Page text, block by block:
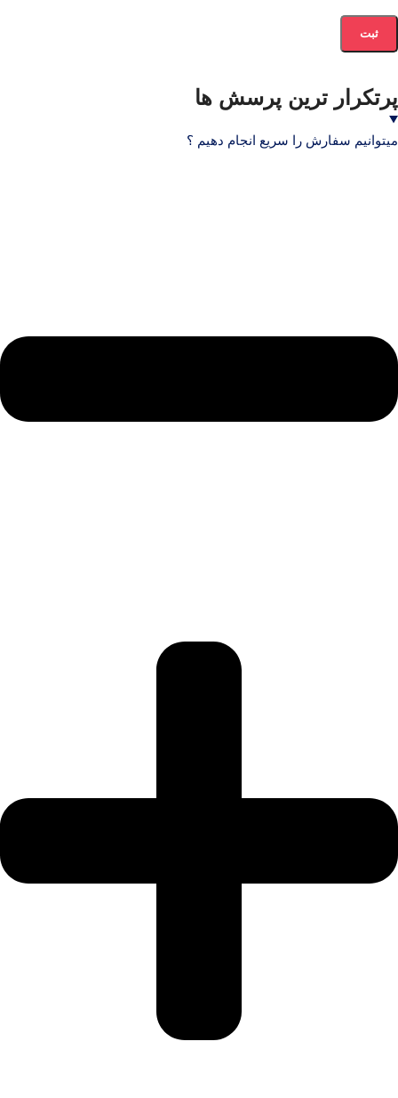
پرتکرار ترین پرسش ها
میتوانیم سفارش را سریع انجام دهیم ؟